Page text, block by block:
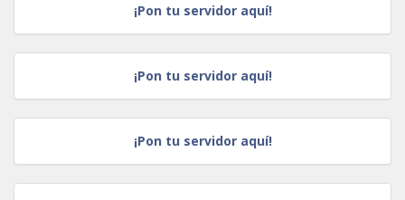
¡Pon tu servidor aquí!
¡Pon tu servidor aquí!
¡Pon tu servidor aquí!